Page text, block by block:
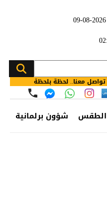
تواصل معنا.. لحظة بلحظة
الطقس شؤون برلمانية